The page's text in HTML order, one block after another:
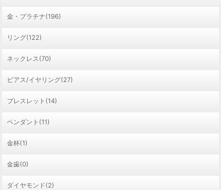
金・プラチナ(196)
リング(122)
ネックレス(70)
ピアス/イヤリング(27)
ブレスレット(14)
ペンダント(11)
金杯(1)
金歯(0)
ダイヤモンド(2)